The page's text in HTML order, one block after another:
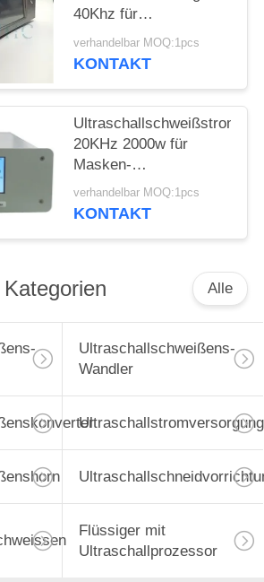
40Khz für
schweißenden
schneidenen flüssigen
verhandelbar MOQ:1pcs
KONTAKT
20KHz 2000w für
Masken-
Schneidmaschine
verhandelbar MOQ:1pcs
KONTAKT
Alle
Ultraschallschweißens-
Wandler
Ultraschallstromversorgung
Flüssiger mit
Ultraschallprozessor